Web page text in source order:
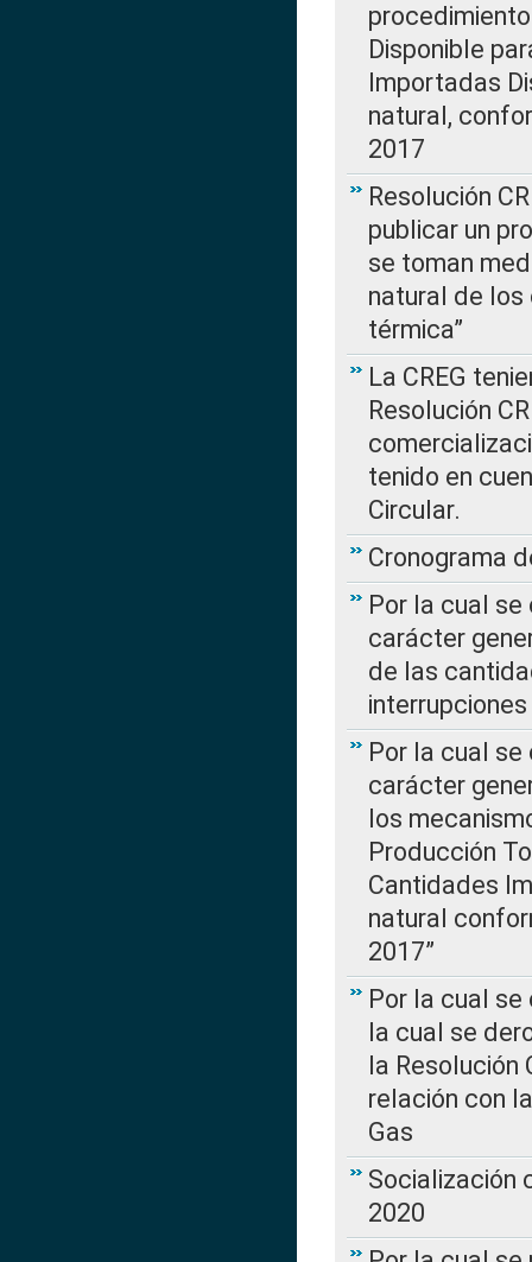
Disponible
Importadas
natural,
2017
Resolución
publicar un
se toman
natural de los
térmica”
La CREG
Resolución
tenido en
Circular.
Cronograma
Por la cual
carácter
de las
Por la cual
carácter
los
Producción
Cantidades
natural
2017”
Por la cual
la cual se
la Resolución
relación con
Gas
Socialización
2020